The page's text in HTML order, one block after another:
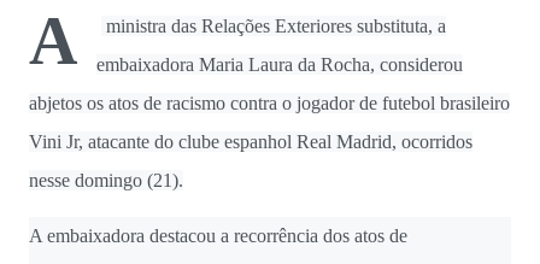
Paulo (USP) e ex-professor da ...
A
ministra das Relações Exteriores substituta, a
embaixadora Maria Laura da Rocha, considerou
abjetos os atos de racismo contra o jogador de futebol brasileiro
Vini Jr, atacante do clube espanhol Real Madrid, ocorridos
nesse domingo (21).
A embaixadora destacou a recorrência dos atos de